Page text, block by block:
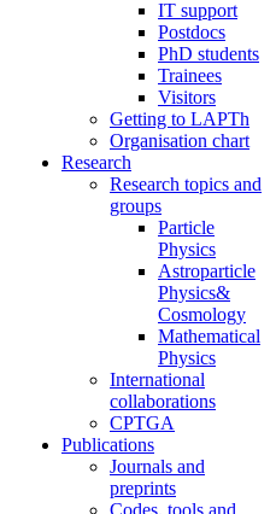
IT support
Postdocs
PhD students
Trainees
Visitors
Getting to LAPTh
Organisation chart
Research
Research topics and
groups
Particle
Physics
Astroparticle
Physics&
Cosmology
Mathematical
Physics
International
collaborations
CPTGA
Publications
Journals and
preprints
Codes, tools and